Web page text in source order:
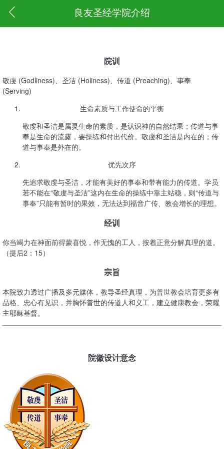
良友圣经学院介绍
院训
敬虔 (Godliness)、圣洁 (Holiness)、传道 (Preaching)、事奉
(Serving)
生命素质与工作使命的平衡
敬虔和圣洁是属灵生命的素质，是认识神的自然结果；传道与事
奉是生命的流露，要操练和付出代价。敬虔和圣洁是内在的；传
道与事奉是外在的。
优先次序
先追求敬虔与圣洁，才能有美好的事奉和带有能力的传道。学员
若不能在“敬虔与圣洁”这内在生命的操练中靠主站稳，则“传道与
事奉”只能有暂时的果效，无法达到福音广传、教会增长的理想。
经训
你当竭力在神面前得蒙喜悦，作无愧的工人，按着正意分解真理的道。
（提后2：15）
宗旨
本院致力透过广播及多元媒体，教导圣经真理，为普世教会培育更多有
品格、忠心有见识，并胸怀普世的传道人和义工，建立健康教会，荣耀
主耶稣基督。
院徽设计意念